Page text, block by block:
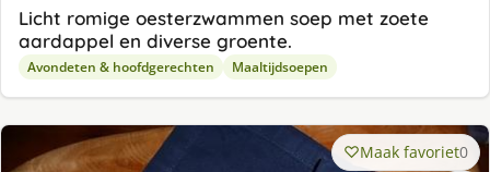
Licht romige oesterzwammen soep met zoete
aardappel en diverse groente.
Avondeten & hoofdgerechten Maaltijdsoepen
Maak favoriet0